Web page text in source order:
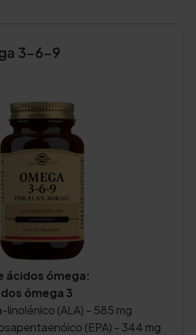
3-6-9
ácidos ómega:
ómega 3
linolénico (ALA) - 585 mg
(EPA) - 344 mg